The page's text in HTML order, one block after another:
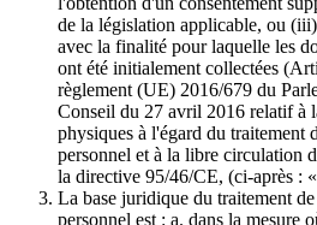
de la législation applicable, ou
avec la finalité pour laquelle les
ont été initialement collectées
règlement (UE) 2016/679 du
Conseil du 27 avril 2016 relatif à
physiques à l'égard du traitement
personnel et à la libre circulation
la directive 95/46/CE, (ci-après :
La base juridique du traitement
personnel est : a. dans la mesure